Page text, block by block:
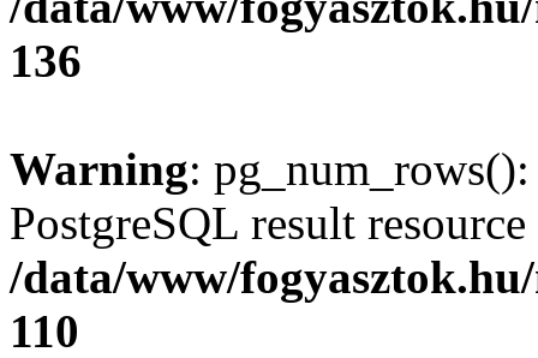
136
Warning:
PostgreSQL result
/data/www/
110